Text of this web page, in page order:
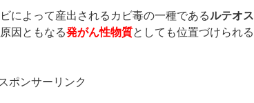
によって産出されるカビ毒の一種であるルテオス
因ともなる発がん性物質としても位置づけられる
スポンサーリンク